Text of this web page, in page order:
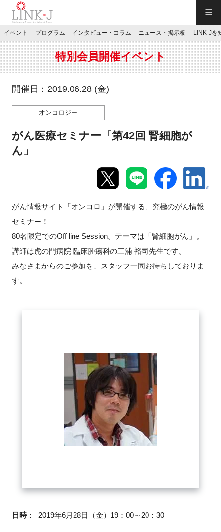
JP／EN
特別会員専用メニュー
施設ご予約
マイページ
新規登録
イベント
イベント プログラム インタビュー・コラム ニュース・掲示板 LINK-Jを
特別会員開催イベント
開催日：2019.06.28 (金)
オンコロジー
がん医療セミナー「第42回 腎細胞が
ん」
がん情報サイト「オンコロ」が開催する、究極のがん情報
セミナー！
80名限定でのOff line Session。テーマは「腎細胞がん」。
講師は虎の門病院 臨床腫瘍科の三浦 裕司先生です。
みなさまからのご参加を、スタッフ一同お待ちしておりま
す。
日時： 2019年6月28日（金）19：00～20：30